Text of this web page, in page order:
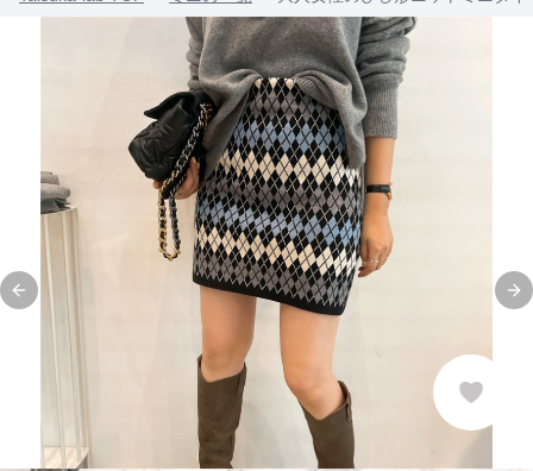
Previous slide